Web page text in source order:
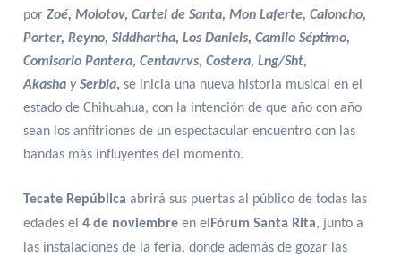
por Zoé, Molotov, Cartel de Santa, Mon Laferte, Caloncho,
Porter, Reyno, Siddhartha, Los Daniels, Camilo Séptimo,
Comisario Pantera, Centavrvs, Costera, Lng/Sht,
Akasha y Serbia, se inicia una nueva historia musical en el
estado de Chihuahua, con la intención de que año con año
sean los anfitriones de un espectacular encuentro con las
bandas más influyentes del momento.
Tecate República abrirá sus puertas al público de todas las
edades el 4 de noviembre en el Fórum Santa Rita, junto a
las instalaciones de la feria, donde además de gozar las